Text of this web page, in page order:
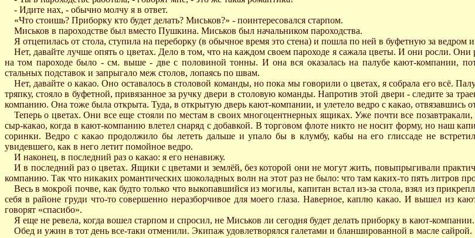
- Идите нах, - обычно молчу я в ответ.
«Что стоишь? Приборку кто будет делать? Миськов?» - поинтересовался старпом.
Миськов в пароходстве был вместо Пушкина. Миськов был начальником пароходства.
Я отцепилась от стола, ступила на переборку (в обычное время это стена) и пошла по ней в буфетную за ведром
Нет, давайте лучше опять о цветах. Дело в том, что на каждом своем пароходе я сажала цветы. И они росли.
на том пароходе было - см. выше - две с половиной тонны. И она вся оказалась на палубе кают-компании,
стальных подставок и запрыгало меж столов, лопаясь по швам.
Нет, давайте о какао. Оно оставалось в столовой команды, но пока мы говорили о цветах, я собрала его всё.
тряпку, стояло в буфетной, привязанное за ручку двери в столовую команды. Напротив этой двери - следите за
компанию. Она тоже была открыта. Туда, в открытую дверь кают-компании, и улетело ведро с какао, отвязавшись
Теперь о цветах. Они все еще стояли по местам в своих многоцентнерных ящиках. Уже почти все
сыр-какао, когда в кают-компанию влетел снаряд с добавкой. В торговом флоте никто не носит форму, но наш
соринки. Ведро с какао продолжило бы лететь дальше и упало бы в клумбу, кабы на его глиссаде не
увидевшего, как в него летит помойное ведро.
И наконец, в последний раз о какао: я его ненавижу.
И в последний раз о цветах. Ящики с цветами и землёй, без которой они не могут жить, повыпрыгивали
компанию. Так что никаких романтических шоколадных волн на этот раз не было: что там каких-то пять литров
Весь в мокрой почве, как будто только что выкопавшийся из могилы, капитан встал из-за стола, взял из
себя в районе груди что-то совершенно неразборчивое для моего глаза. Наверное, каплю какао. И вышел из
говорят «спасибо».
Я еще не ревела, когда вошел старпом и спросил, не Миськов ли сегодня будет делать приборку в кают-компании.
Обед и ужин в тот день все-таки отменили. Экипаж удовлетворялся галетами и бланшированной в масле сайрой.